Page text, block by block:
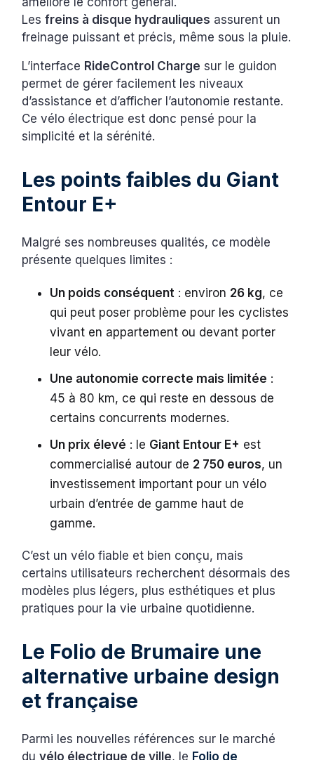
Lesfreins à disque hydrauliques assurent un
freinage puissant et précis, même sous la pluie.
L’interface RideControl Charge sur le guidon
permet de gérer facilement les niveaux
d’assistance et d’afficher l’autonomie restante.
Ce vélo électrique est donc pensé pour la
simplicité et la sérénité.
Les points faibles du Giant
Entour E+
Malgré ses nombreuses qualités, ce modèle
présente quelques limites :
Un poids conséquent : environ 26 kg, ce
qui peut poser problème pour les cyclistes
vivant en appartement ou devant porter
leur vélo.
Une autonomie correcte mais limitée :
45 à 80 km, ce qui reste en dessous de
certains concurrents modernes.
Un prix élevé : le Giant Entour E+ est
commercialisé autour de 2 750 euros, un
investissement important pour un vélo
urbain d’entrée de gamme haut de
gamme.
C’est un vélo fiable et bien conçu, mais
certains utilisateurs recherchent désormais des
modèles plus légers, plus esthétiques et plus
pratiques pour la vie urbaine quotidienne.
Le Folio de Brumaire une
alternative urbaine design
et française
Parmi les nouvelles références sur le marché
duvélo électrique de ville, le Folio de